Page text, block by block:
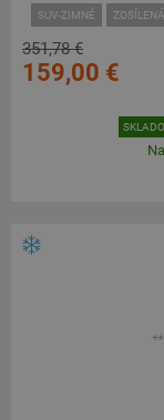
SUV-ZIMNÉ ZOSÍLENÁ
351,78 €
159,00 €